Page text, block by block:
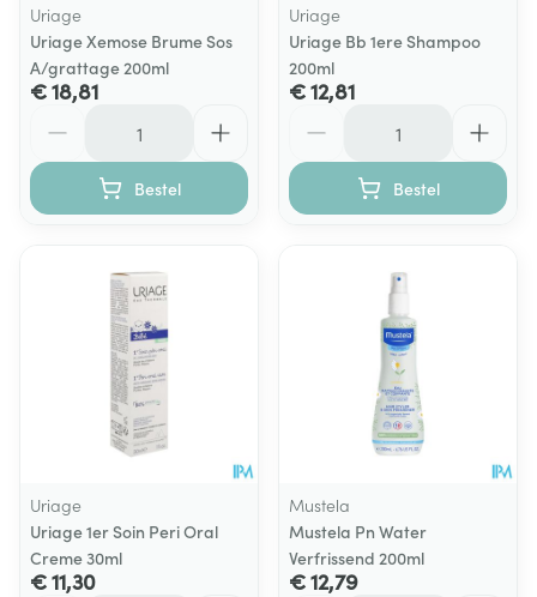
Uriage
Uriage Xemose Brume Sos
A/grattage 200ml
€ 18,81
Bestel
Uriage
Uriage Bb 1ere Shampoo
200ml
€ 12,81
Bestel
Uriage
Uriage 1er Soin Peri Oral
Creme 30ml
€ 11,30
Mustela
Mustela Pn Water
Verfrissend 200ml
€ 12,79